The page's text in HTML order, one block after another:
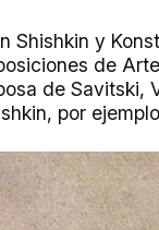
Shishkin y
de
de Savitski,
por